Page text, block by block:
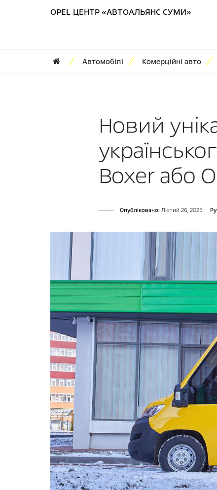
OPEL ЦЕНТР «АВТОАЛЬЯНС СУМИ»
Автомобілі Комерційні авто
Новий
Boxer або
Опубліковано: Лютий 26, 2025